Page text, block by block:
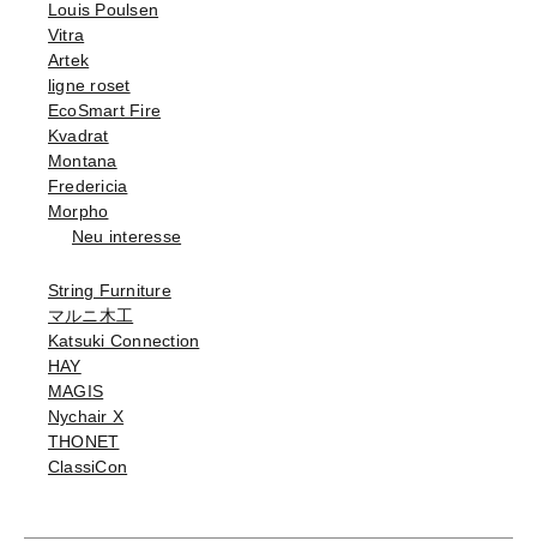
Louis Poulsen
Vitra
Artek
ligne roset
EcoSmart Fire
Kvadrat
Montana
Fredericia
Morpho
Neu interesse
String Furniture
マルニ木工
Katsuki Connection
HAY
MAGIS
Nychair X
THONET
ClassiCon